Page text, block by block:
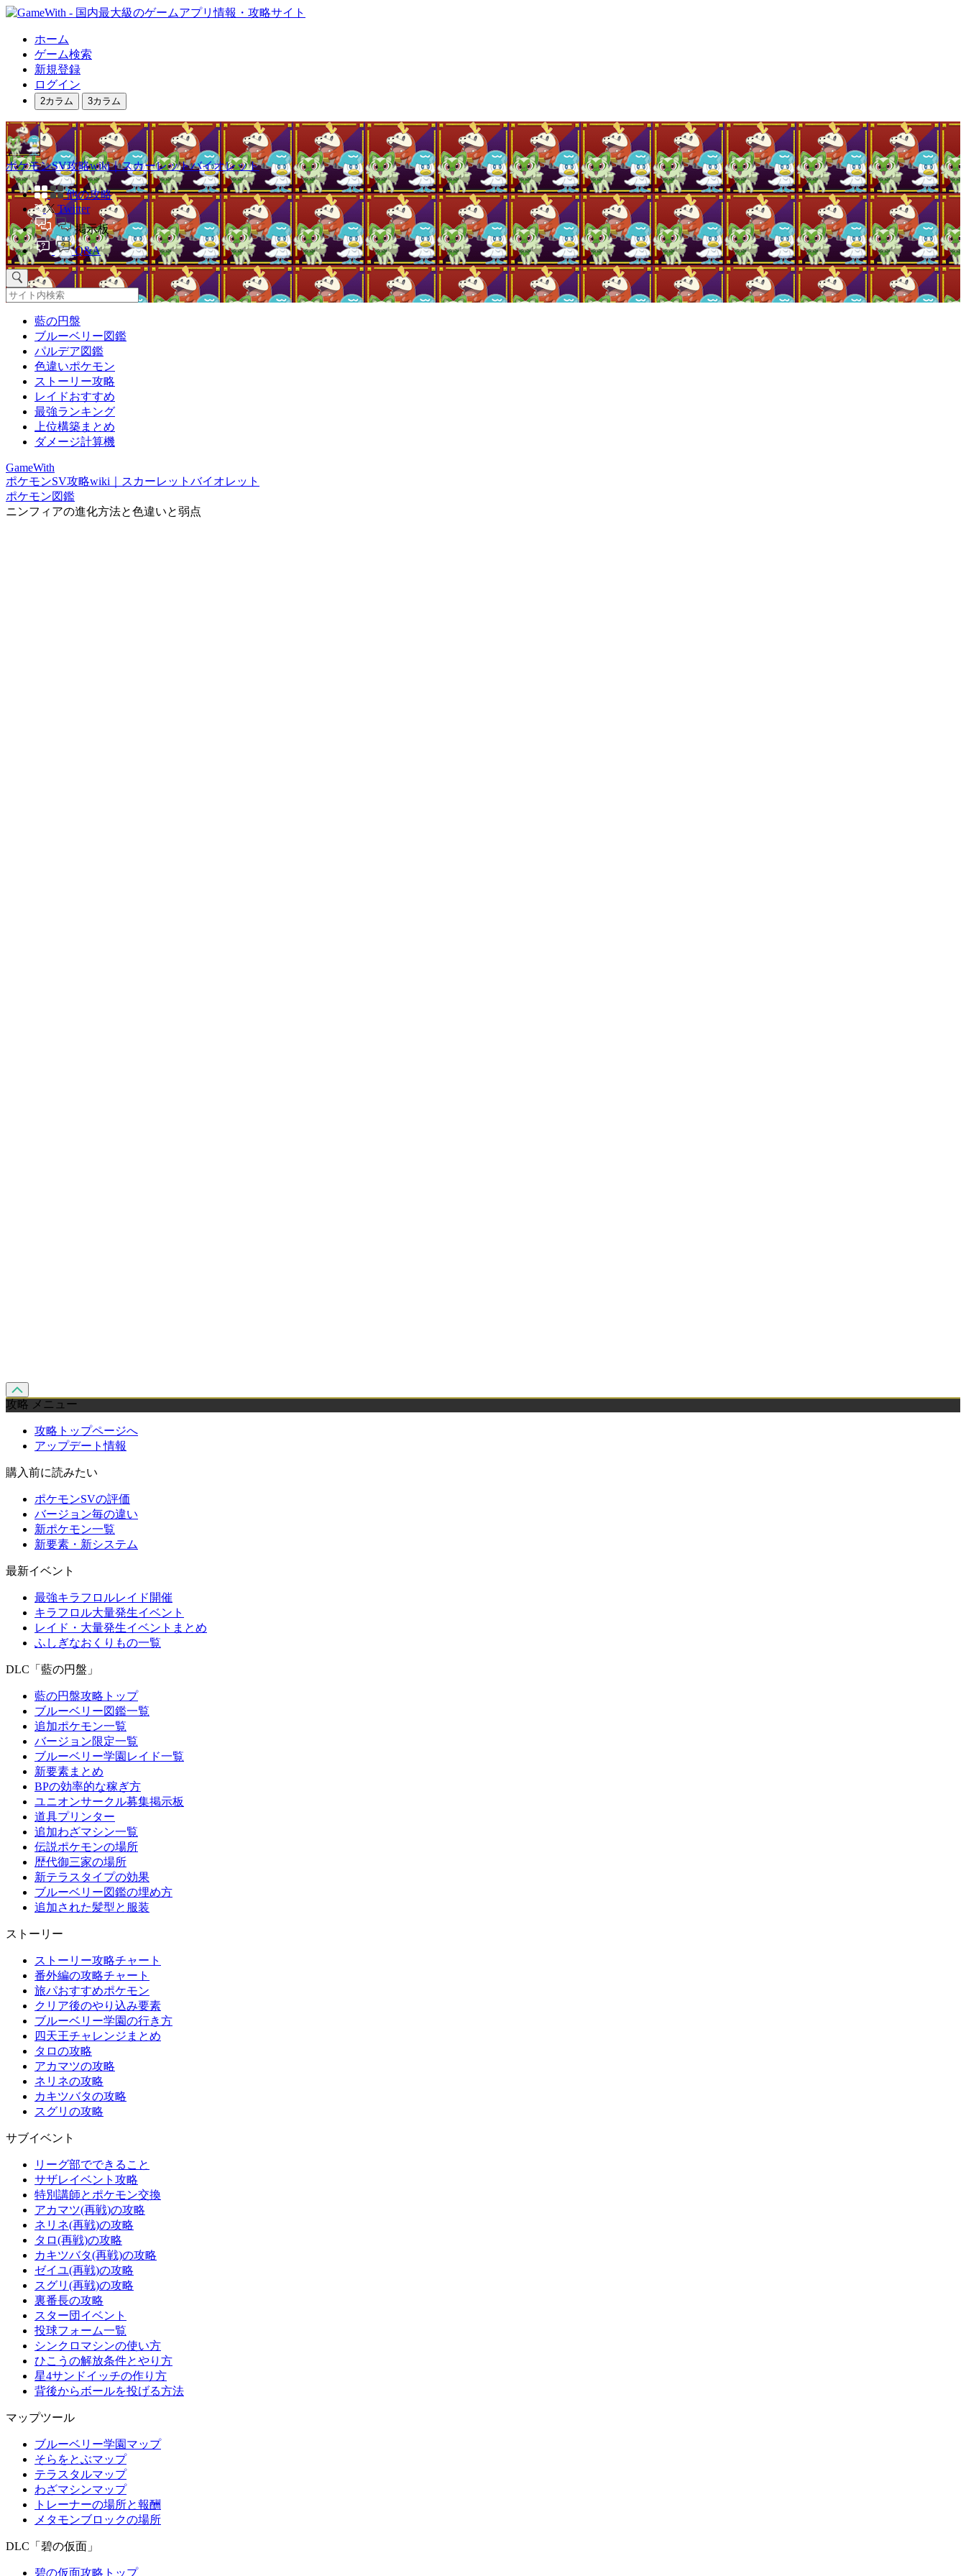
ホーム
ゲーム検索
新規登録
ログイン
2カラム 3カラム
ポケモンSV攻略wiki｜スカーレットバイオレット
他の攻略
Twitter
掲示板
Q&A
藍の円盤
ブルーベリー図鑑
パルデア図鑑
色違いポケモン
ストーリー攻略
レイドおすすめ
最強ランキング
上位構築まとめ
ダメージ計算機
GameWith
ポケモンSV攻略wiki｜スカーレットバイオレット
ポケモン図鑑
ニンフィアの進化方法と色違いと弱点
攻略 メニュー
攻略トップページへ
アップデート情報
購入前に読みたい
ポケモンSVの評価
バージョン毎の違い
新ポケモン一覧
新要素・新システム
最新イベント
最強キラフロルレイド開催
キラフロル大量発生イベント
レイド・大量発生イベントまとめ
ふしぎなおくりもの一覧
DLC「藍の円盤」
藍の円盤攻略トップ
ブルーベリー図鑑一覧
追加ポケモン一覧
バージョン限定一覧
ブルーベリー学園レイド一覧
新要素まとめ
BPの効率的な稼ぎ方
ユニオンサークル募集掲示板
道具プリンター
追加わざマシン一覧
伝説ポケモンの場所
歴代御三家の場所
新テラスタイプの効果
ブルーベリー図鑑の埋め方
追加された髪型と服装
ストーリー
ストーリー攻略チャート
番外編の攻略チャート
旅パおすすめポケモン
クリア後のやり込み要素
ブルーベリー学園の行き方
四天王チャレンジまとめ
タロの攻略
アカマツの攻略
ネリネの攻略
カキツバタの攻略
スグリの攻略
サブイベント
リーグ部でできること
サザレイベント攻略
特別講師とポケモン交換
アカマツ(再戦)の攻略
ネリネ(再戦)の攻略
タロ(再戦)の攻略
カキツバタ(再戦)の攻略
ゼイユ(再戦)の攻略
スグリ(再戦)の攻略
裏番長の攻略
スター団イベント
投球フォーム一覧
シンクロマシンの使い方
ひこうの解放条件とやり方
星4サンドイッチの作り方
背後からボールを投げる方法
マップツール
ブルーベリー学園マップ
そらをとぶマップ
テラスタルマップ
わざマシンマップ
トレーナーの場所と報酬
メタモンブロックの場所
DLC「碧の仮面」
碧の仮面攻略トップ